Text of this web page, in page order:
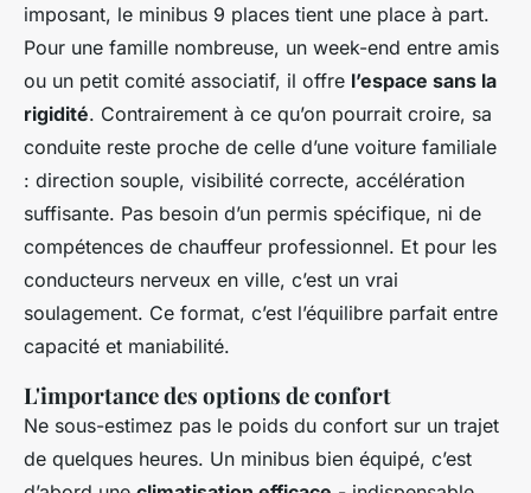
imposant, le minibus 9 places tient une place à part.
Pour une famille nombreuse, un week-end entre amis
ou un petit comité associatif, il offre l’espace sans la
rigidité. Contrairement à ce qu’on pourrait croire, sa
conduite reste proche de celle d’une voiture familiale
: direction souple, visibilité correcte, accélération
suffisante. Pas besoin d’un permis spécifique, ni de
compétences de chauffeur professionnel. Et pour les
conducteurs nerveux en ville, c’est un vrai
soulagement. Ce format, c’est l’équilibre parfait entre
capacité et maniabilité.
L'importance des options de confort
Ne sous-estimez pas le poids du confort sur un trajet
de quelques heures. Un minibus bien équipé, c’est